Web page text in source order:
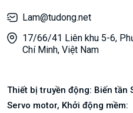
Lam@tudong.net
17/66/41 Liên khu 5-6,
Chí Minh, Việt Nam
Thiết bị truyền động: Biến tần
Servo motor, Khởi động mềm: